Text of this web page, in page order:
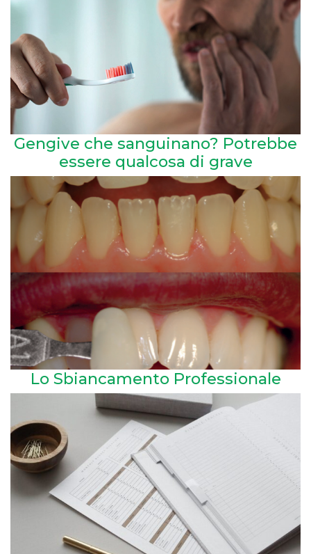
Gengive che sanguinano? Potrebbe
essere qualcosa di grave
Lo Sbiancamento Professionale